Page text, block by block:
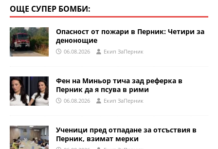
ОЩЕ СУПЕР БОМБИ:
Опасност от пожари в Перник: Четири за
денонощие
06.08.2026 Eкип ЗаПерник
Фен на Миньор тича зад реферка в
Перник да я псува в рими
06.08.2026 Eкип ЗаПерник
Ученици пред отпадане за отсъствия в
Перник, взимат мерки